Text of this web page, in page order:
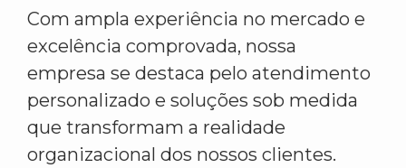
Com ampla experiência no mercado e
excelência comprovada, nossa
empresa se destaca pelo atendimento
personalizado e soluções sob medida
que transformam a realidade
organizacional dos nossos clientes.